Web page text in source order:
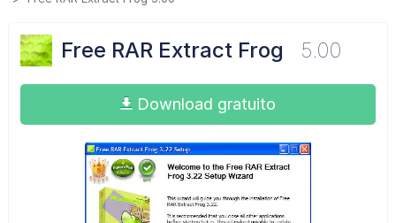
Free RAR Extract Frog 5.00
Download gratuito